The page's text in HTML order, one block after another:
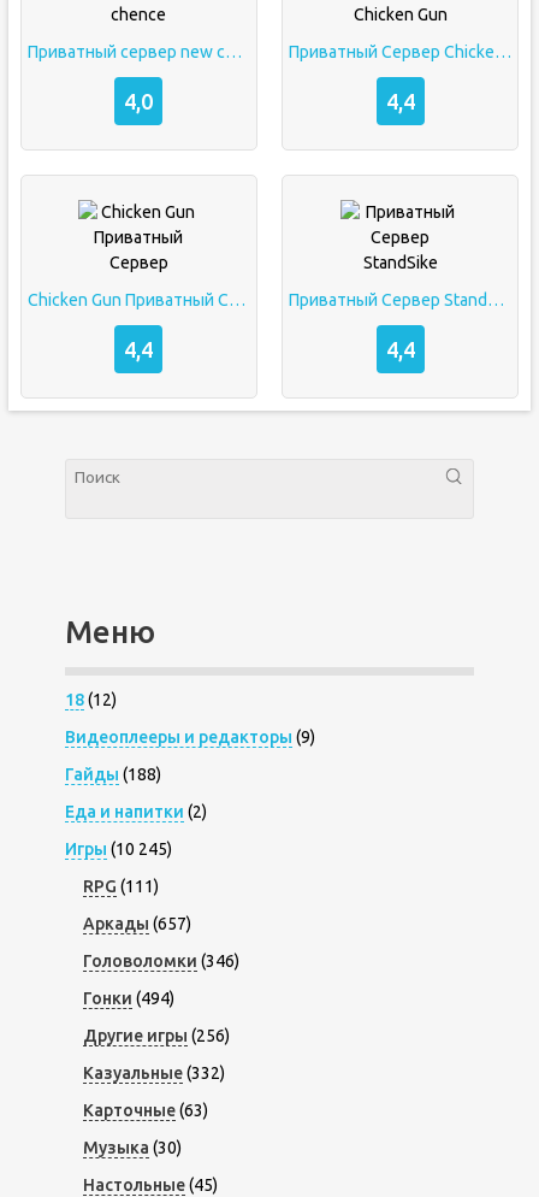
Приватный сервер new chence
4,0
Приватный Сервер Chicken Gun
4,4
Chicken Gun Приватный Сервер
4,4
Приватный Сервер StandSike
4,4
Меню
18(12)
Видеоплееры и редакторы (9)
Гайды (188)
Еда и напитки (2)
Игры (10 245)
RPG (111)
Аркады (657)
Головоломки (346)
Гонки (494)
Другие игры (256)
Казуальные(332)
Карточные(63)
Музыка (30)
Настольные(45)